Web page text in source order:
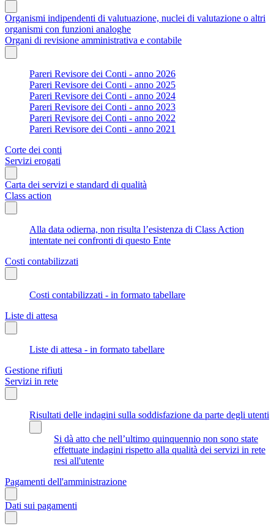
Organismi indipendenti di valutuazione, nuclei di valutazione o altri
organismi con funzioni analoghe
Organi di revisione amministrativa e contabile
Pareri Revisore dei Conti - anno 2026
Pareri Revisore dei Conti - anno 2025
Pareri Revisore dei Conti - anno 2024
Pareri Revisore dei Conti - anno 2023
Pareri Revisore dei Conti - anno 2022
Pareri Revisore dei Conti - anno 2021
Corte dei conti
Servizi erogati
Carta dei servizi e standard di qualità
Class action
Alla data odierna, non risulta l’esistenza di Class Action
intentate nei confronti di questo Ente
Costi contabilizzati
Costi contabilizzati - in formato tabellare
Liste di attesa
Liste di attesa - in formato tabellare
Gestione rifiuti
Servizi in rete
Risultati delle indagini sulla soddisfazione da parte degli utenti
Si dà atto che nell’ultimo quinquennio non sono state
effettuate indagini rispetto alla qualità dei servizi in rete
resi all'utente
Pagamenti dell'amministrazione
Dati sui pagamenti